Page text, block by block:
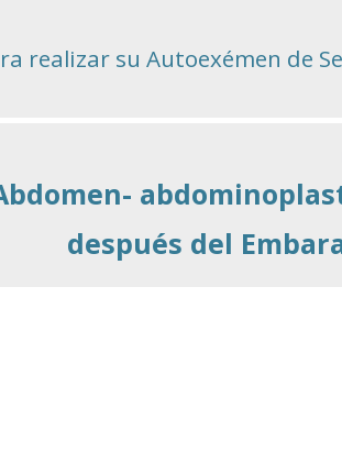
realizar su Autoexémen de
después del